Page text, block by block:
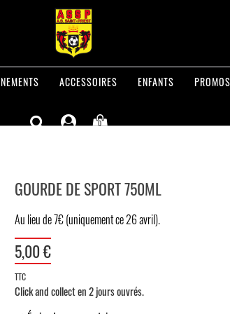
ACCESSOIRES ENFANTS PROMOS
0
GOURDE DE SPORT 750ML
Au lieu de 7€ (uniquement ce 26 avril).
5,00 €
TTC
Click and collect en 2 jours ouvrés.